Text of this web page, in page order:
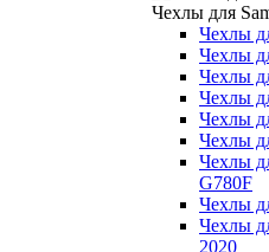
Чехлы для
Чехлы
Чехлы
Чехлы
Чехлы
Чехлы
Чехлы
Чехлы
G780F
Чехлы
Чехлы
2020